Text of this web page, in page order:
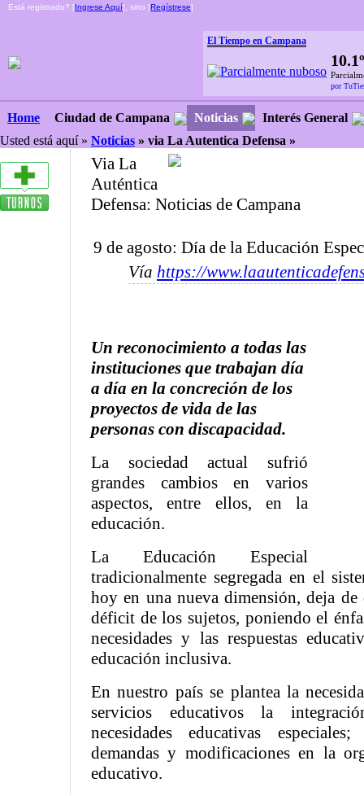
Está registrado? [Ingrese Aquí], sino [Regístrese]
El Tiempo en Campana
por
Home Ciudad de Campana Noticias
Interés General
Usted está aquí » Noticias » via La Autentica Defensa »
Via La
Auténtica
Defensa: Noticias de Campana
9 de agosto: Día de la Educación
Vía https://
Un reconocimiento a todas las
instituciones que trabajan día
a día en la concreción de los
proyectos de vida de las
personas con discapacidad.
La sociedad actual sufrió
grandes cambios en varios
aspectos, entre ellos, en la
educación.
La Educación Especial
tradicionalmente segregada en el
hoy en una nueva dimensión, deja
déficit de los sujetos, poniendo el
necesidades y las respuestas
educación inclusiva.
En nuestro país se plantea la
servicios educativos la
necesidades educativas
demandas y modificaciones en la
educativo.